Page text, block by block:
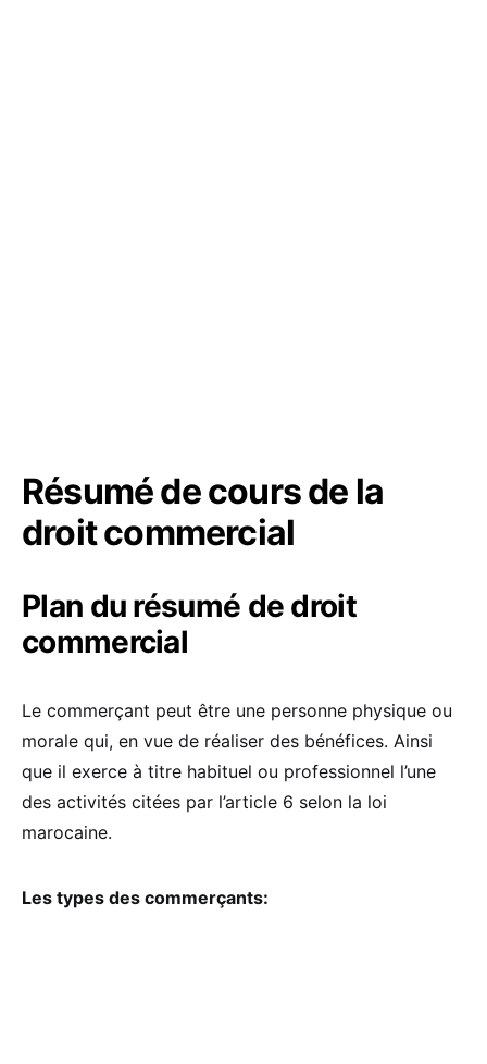
Résumé de cours de la
droit commercial
Plan du résumé de droit
commercial
Le commerçant peut être une personne physique ou
morale qui, en vue de réaliser des bénéfices. Ainsi
que il exerce à titre habituel ou professionnel l’une
des activités citées par l’article 6 selon la loi
marocaine.
Les types des commerçants: